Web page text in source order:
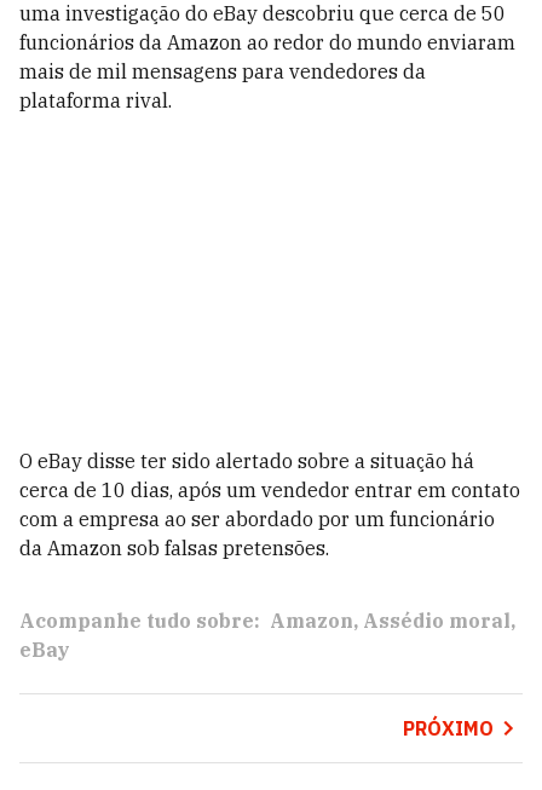
uma investigação do eBay descobriu que cerca de 50
funcionários da Amazon ao redor do mundo enviaram
mais de mil mensagens para vendedores da
plataforma rival.
O eBay disse ter sido alertado sobre a situação há
cerca de 10 dias, após um vendedor entrar em contato
com a empresa ao ser abordado por um funcionário
da Amazon sob falsas pretensões.
Acompanhe tudo sobre: Amazon Assédio moral
eBay
PRÓXIMO